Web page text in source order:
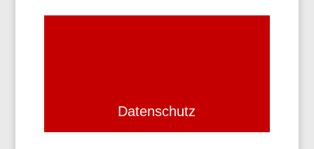
Datenschutz